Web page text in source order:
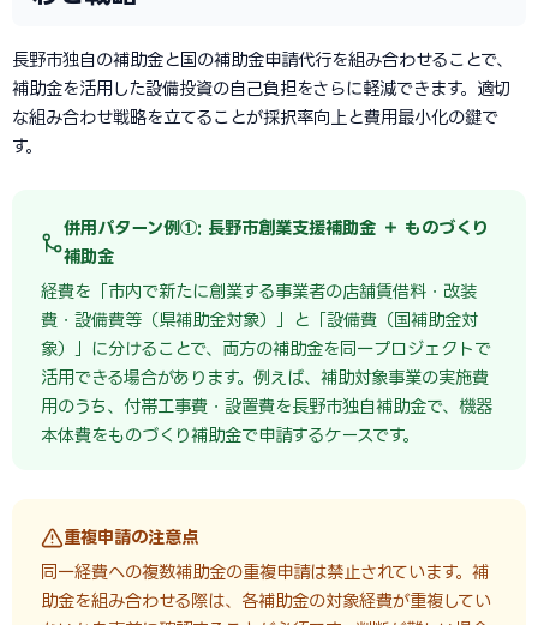
長野市独自の補助金と国の補助金申請代行を組み合わせることで、
補助金を活用した設備投資の自己負担をさらに軽減できます。適切
な組み合わせ戦略を立てることが採択率向上と費用最小化の鍵で
す。
併用パターン例①: 長野市創業支援補助金 ＋ ものづくり
補助金
経費を「市内で新たに創業する事業者の店舗賃借料・改装
費・設備費等（県補助金対象）」と「設備費（国補助金対
象）」に分けることで、両方の補助金を同一プロジェクトで
活用できる場合があります。例えば、補助対象事業の実施費
用のうち、付帯工事費・設置費を長野市独自補助金で、機器
本体費をものづくり補助金で申請するケースです。
重複申請の注意点
同一経費への複数補助金の重複申請は禁止されています。補
助金を組み合わせる際は、各補助金の対象経費が重複してい